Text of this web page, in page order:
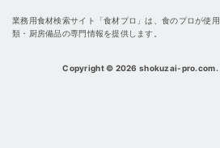
業務用食材検索サイト「食材プロ」は、食のプロが使
類・厨房備品の専門情報を提供します。
Copyright © 2026 shokuzai-